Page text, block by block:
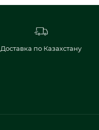
Доставка по Казахстану